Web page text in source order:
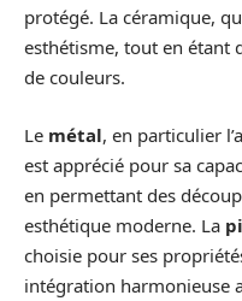
protégé. La céramique,
esthétisme, tout en étant
de couleurs.
Le métal, en particulier
est apprécié pour sa
en permettant des
esthétique moderne. La
choisie pour ses
intégration harmonieuse